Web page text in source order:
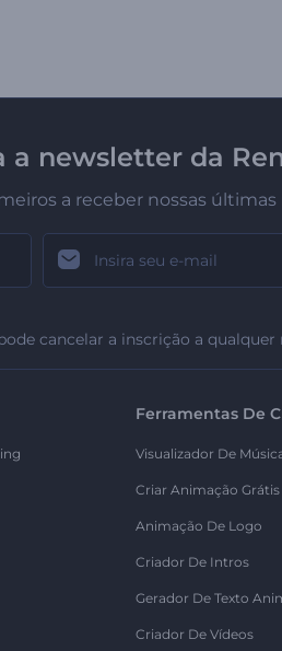
a newsletter da
a receber nossas
cancelar a inscrição a
Ferramentas De
Visualizador De
Criar Animação Grátis
Animação De Logo
Criador De Intros
Gerador De Texto
Criador De Vídeos